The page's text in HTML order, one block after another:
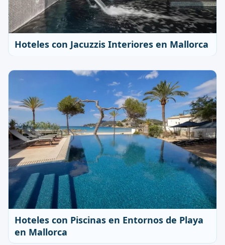
Hoteles con Jacuzzis Interiores en Mallorca
Hoteles con Piscinas en Entornos de Playa
en Mallorca